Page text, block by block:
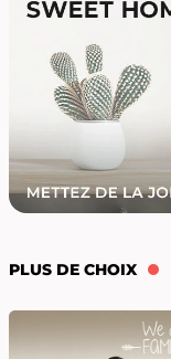
PLUS DE CHOIX